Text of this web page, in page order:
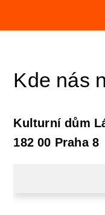
Kde nás
Kulturní dům
182 00 Praha 8